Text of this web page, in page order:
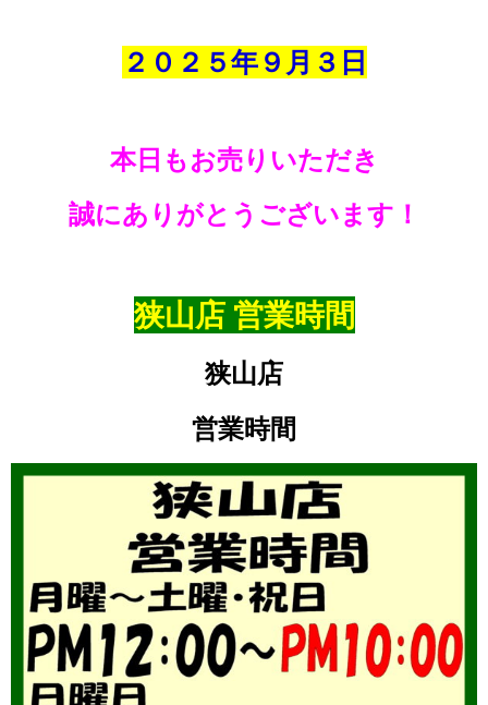
２０２５年９ 月３ 日
本日もお売りいただき
誠にありがとうございます！
狭山店 営業時間
狭山店
営業時間